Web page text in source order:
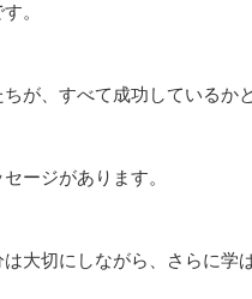
。
が、すべて成功しているか
ージがあります。
大切にしながら、さらに学